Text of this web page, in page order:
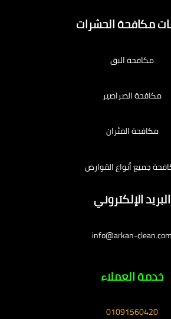
مكافحة الحشرات
مكافحة البق
مكافحة الصراصير
مكافحة الفئران
جميع أنواع القوارض
البريد الإلكتروني
info@arkan-clean.com
خدمة العملاء
01091560420